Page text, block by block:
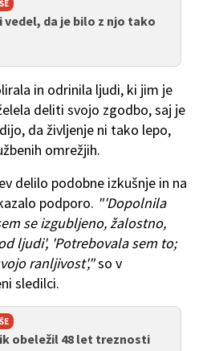
vedel, da je bilo z njo tako
in odrinila ljudi, ki jim je
deliti svojo zgodbo, saj je
da življenje ni tako lepo,
omrežjih.
delilo podobne izkušnje in na
podporo. "'Dopolnila
se izgubljeno, žalostno,
ljudi', 'Potrebovala sem to;
ranljivost',"so v
sledilci.
obeležil 48 let treznosti